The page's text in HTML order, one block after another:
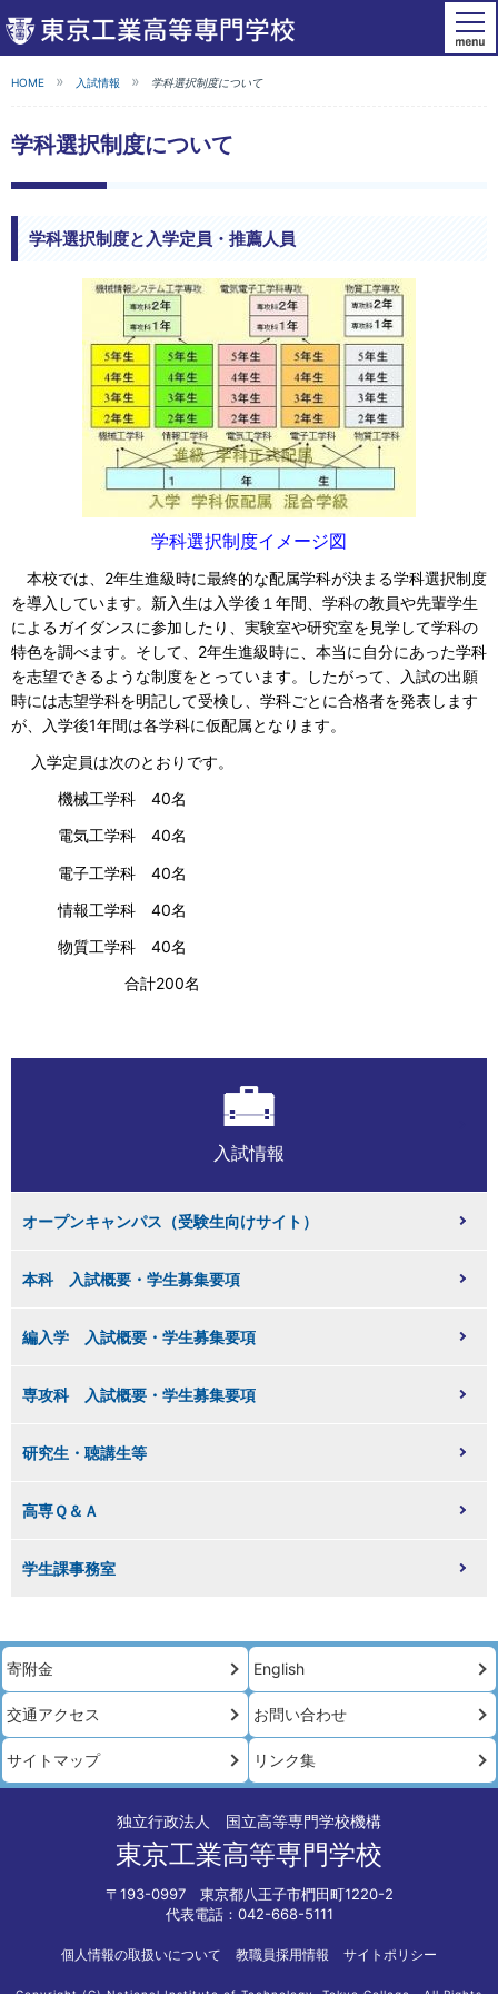
HOME 入試情報 学科選択制度について
学科選択制度について
学科選択制度と入学定員・推薦人員
学科選択制度イメージ図
本校では、2年生進級時に最終的な配属学科が決まる学科選択制度
を導入しています。新入生は入学後１年間、学科の教員や先輩学生
によるガイダンスに参加したり、実験室や研究室を見学して学科の
特色を調べます。そして、2年生進級時に、本当に自分にあった学科
を志望できるような制度をとっています。したがって、入試の出願
時には志望学科を明記して受検し、学科ごとに合格者を発表します
が、入学後1年間は各学科に仮配属となります。
入学定員は次のとおりです。
機械工学科 40名
電気工学科 40名
電子工学科 40名
情報工学科 40名
物質工学科 40名
合計200名
入試情報
オープンキャンパス（受験生向けサイト）
本科 入試概要・学生募集要項
編入学 入試概要・学生募集要項
専攻科 入試概要・学生募集要項
研究生・聴講生等
高専Ｑ＆Ａ
学生課事務室
寄附金 English
交通アクセス お問い合わせ
サイトマップ リンク集
独立行政法人 国立高等専門学校機構
東京工業高等専門学校
〒193-0997 東京都八王子市椚田町1220-2
代表電話：042-668-5111
個人情報の取扱いについて 教職員採用情報 サイトポリシー